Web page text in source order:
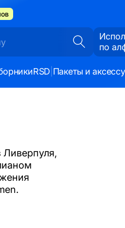
по
RSD Пакеты и
Ливерпуля,